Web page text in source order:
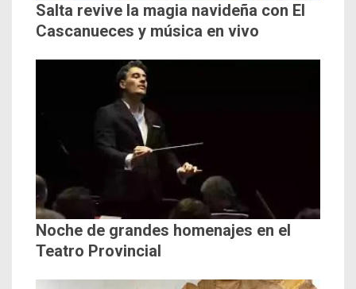
Salta revive la magia navideña con El
Cascanueces y música en vivo
Noche de grandes homenajes en el
Teatro Provincial